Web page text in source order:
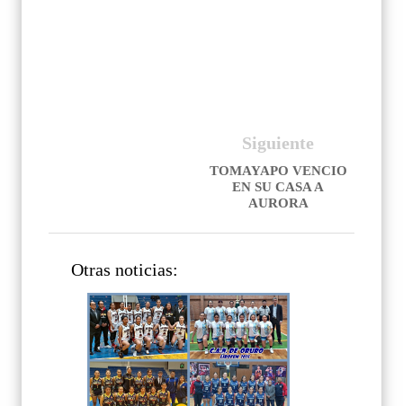
Siguiente
TOMAYAPO VENCIO
EN SU CASA A
AURORA
Otras noticias: